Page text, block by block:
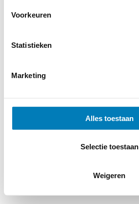
Voorkeuren
Statistieken
Marketing
Alles toestaan
Selectie toestaan
Weigeren